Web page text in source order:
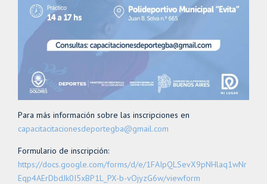
Para más información sobre las inscripciones en
capacitacitacionesdeportegba@gmail.com
Formulario de inscripción:
https://docs.google.com/forms/d/e/1FAIpQLSevX9pNHlaq1wNr
Eqp4AErDbdJk0I5xBP1L_PX-b-vOjyzG6w/viewform